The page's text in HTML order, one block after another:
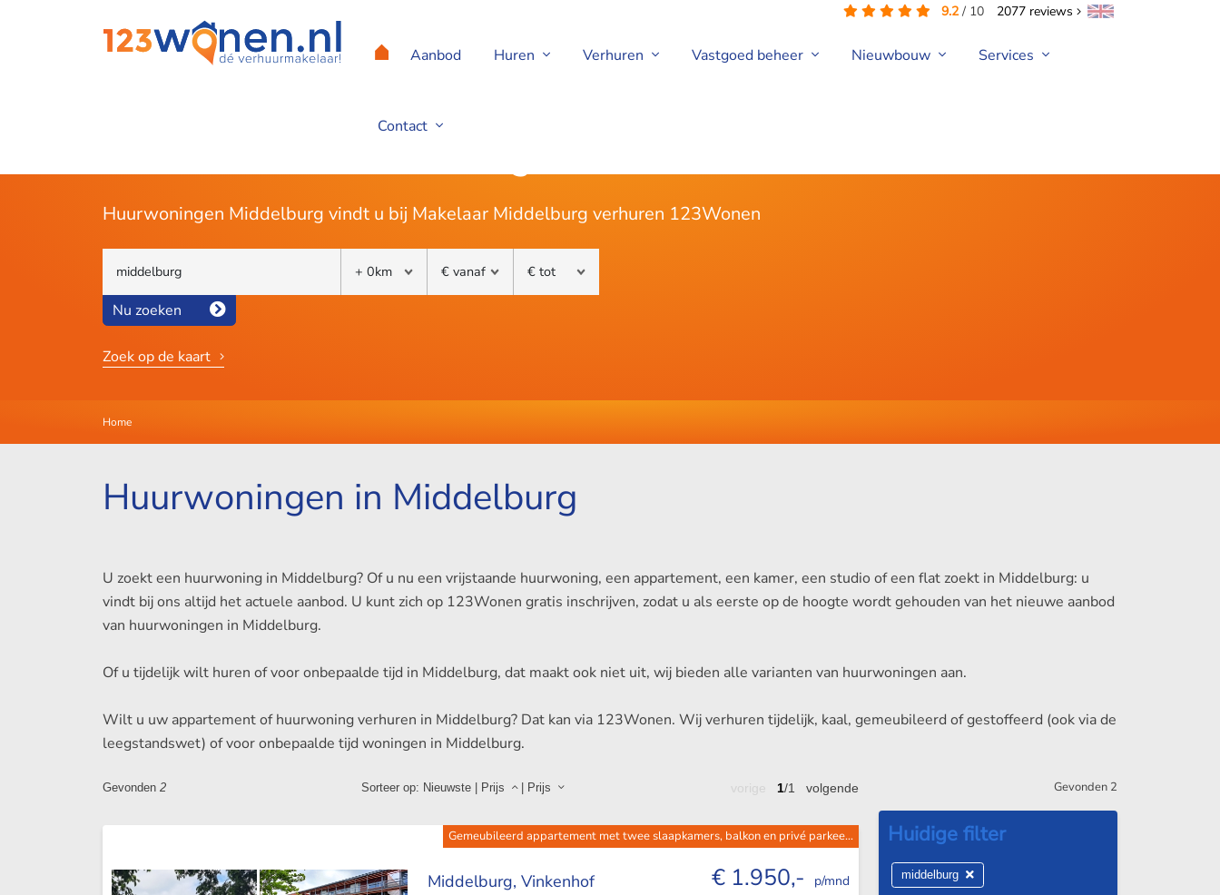
9.2/ 10 2077 reviews
Aanbod Huren Verhuren Vastgoed beheer Nieuwbouw Services
Contact
Huurwoningen Middelburg vindt u bij Makelaar Middelburg verhuren 123Wonen
Nu zoeken
Zoek op de kaart
Home
Huurwoningen in Middelburg
U zoekt een huurwoning in Middelburg? Of u nu een vrijstaande huurwoning, een appartement, een kamer, een studio of een flat zoekt in Middelburg: u
vindt bij ons altijd het actuele aanbod. U kunt zich op 123Wonen gratis inschrijven, zodat u als eerste op de hoogte wordt gehouden van het nieuwe aanbod
van huurwoningen in Middelburg.
Of u tijdelijk wilt huren of voor onbepaalde tijd in Middelburg, dat maakt ook niet uit, wij bieden alle varianten van huurwoningen aan.
Wilt u uw appartement of huurwoning verhuren in Middelburg? Dat kan via 123Wonen. Wij verhuren tijdelijk, kaal, gemeubileerd of gestoffeerd (ook via de
leegstandswet) of voor onbepaalde tijd woningen in Middelburg.
Gevonden 2 Sorteer op: Nieuwste| Prijs | Prijs 1/1volgende
Gemeubileerd appartement met twee slaapkamers, balkon en privé parkee...
€ 1.950,- p/mnd
Middelburg, Vinkenhof
Gevonden 2
middelburg